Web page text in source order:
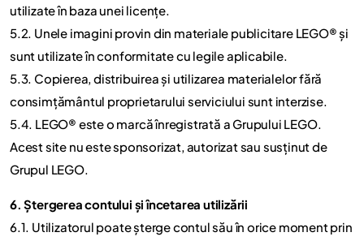
utilizate în baza unei licențe.
5.2. Unele imagini provin din materiale publicitare LEGO® și
sunt utilizate în conformitate cu legile aplicabile.
5.3. Copierea, distribuirea și utilizarea materialelor fără
consimțământul proprietarului serviciului sunt interzise.
5.4. LEGO® este o marcă înregistrată a Grupului LEGO.
Acest site nu este sponsorizat, autorizat sau susținut de
Grupul LEGO.
6. Ștergerea contului și încetarea utilizării
6.1. Utilizatorul poate șterge contul său în orice moment prin